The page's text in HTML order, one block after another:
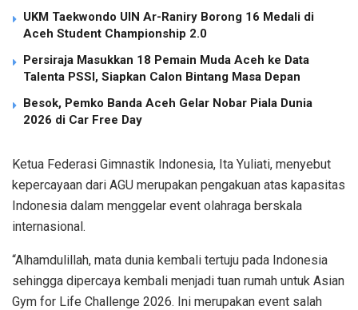
UKM Taekwondo UIN Ar-Raniry Borong 16 Medali di
Aceh Student Championship 2.0
Persiraja Masukkan 18 Pemain Muda Aceh ke Data
Talenta PSSI, Siapkan Calon Bintang Masa Depan
Besok, Pemko Banda Aceh Gelar Nobar Piala Dunia
2026 di Car Free Day
Ketua Federasi Gimnastik Indonesia, Ita Yuliati, menyebut
kepercayaan dari AGU merupakan pengakuan atas kapasitas
Indonesia dalam menggelar event olahraga berskala
internasional.
“Alhamdulillah, mata dunia kembali tertuju pada Indonesia
sehingga dipercaya kembali menjadi tuan rumah untuk Asian
Gym for Life Challenge 2026. Ini merupakan event salah